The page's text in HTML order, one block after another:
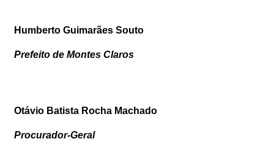
Humberto Guimarães Souto
Prefeito de Montes Claros
Otávio Batista Rocha Machado
Procurador-Geral